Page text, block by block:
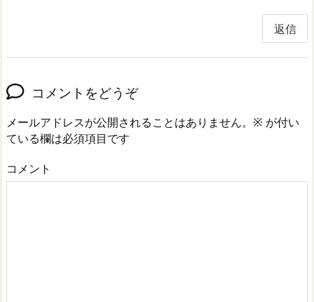
返信
コメントをどうぞ
メールアドレスが公開されることはありません。 ※ が付い
ている欄は必須項目です
コメント